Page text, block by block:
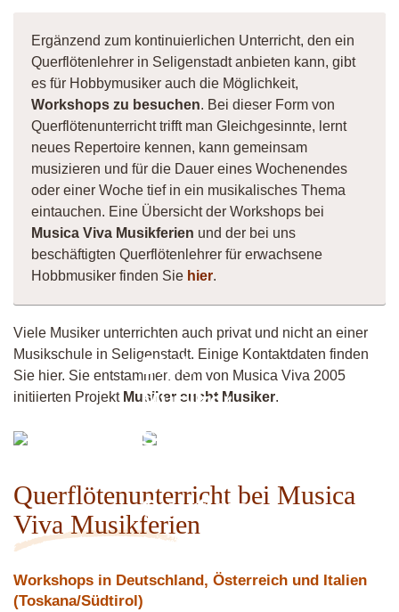
Ergänzend zum kontinuierlichen Unterricht, den ein
Querflötenlehrer in Seligenstadt anbieten kann, gibt
es für Hobbymusiker auch die Möglichkeit,
Workshops zu besuchen. Bei dieser Form von
Querflötenunterricht trifft man Gleichgesinnte, lernt
neues Repertoire kennen, kann gemeinsam
musizieren und für die Dauer eines Wochenendes
oder einer Woche tief in ein musikalisches Thema
eintauchen. Eine Übersicht der Workshops bei
Musica Viva Musikferien und der bei uns
beschäftigten Querflötenlehrer für erwachsene
Hobbmusiker finden Sie hier.
Viele Musiker unterrichten auch privat und nicht an einer
Musikschule in Seligenstadt. Einige Kontaktdaten finden
Sie hier. Sie entstammen dem von Musica Viva 2005
initiierten Projekt Musiker sucht Musiker.
Dipl.-
Musiker
Saxophon
Querflöte
Querflötenunterricht bei Musica
Viva Musikferien
Workshops in Deutschland, Österreich und Italien
(Toskana/Südtirol)